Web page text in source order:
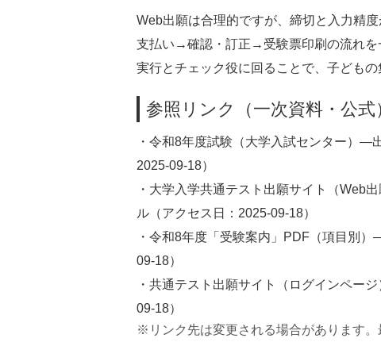
Web出願は合理的ですが、締切と入力精
支払い→確認・訂正→受験票印刷の流れを
実行とチェック役に回ることで、子どもの
参照リンク（一次資料・公式
・ 令和8年度試験（大学入試センター） —
2025-09-18）
・ 大学入学共通テスト出願サイト（Web
ル（アクセス日：2025-09-18）
・ 令和8年度「受験案内」PDF（項目別）
09-18）
・ 共通テスト出願サイト（ログインページ
09-18）
※リンク先は変更される場合があります。